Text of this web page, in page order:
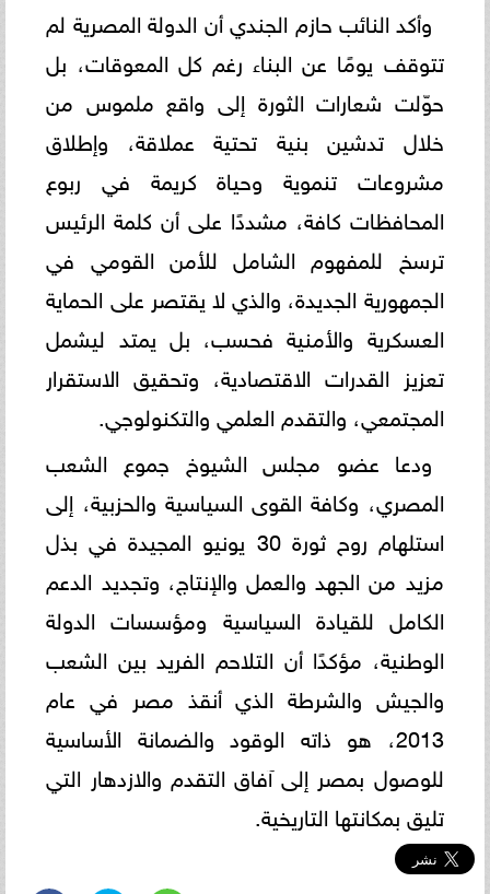
وأكد النائب حازم الجندي أن الدولة المصرية لم
تتوقف يومًا عن البناء رغم كل المعوقات، بل
حوّلت شعارات الثورة إلى واقع ملموس من
خلال تدشين بنية تحتية عملاقة، وإطلاق
مشروعات تنموية وحياة كريمة في ربوع
المحافظات كافة، مشددًا على أن كلمة الرئيس
ترسخ للمفهوم الشامل للأمن القومي في
الجمهورية الجديدة، والذي لا يقتصر على الحماية
العسكرية والأمنية فحسب، بل يمتد ليشمل
تعزيز القدرات الاقتصادية، وتحقيق الاستقرار
المجتمعي، والتقدم العلمي والتكنولوجي.
ودعا عضو مجلس الشيوخ جموع الشعب
المصري، وكافة القوى السياسية والحزبية، إلى
استلهام روح ثورة 30 يونيو المجيدة في بذل
مزيد من الجهد والعمل والإنتاج، وتجديد الدعم
الكامل للقيادة السياسية ومؤسسات الدولة
الوطنية، مؤكدًا أن التلاحم الفريد بين الشعب
والجيش والشرطة الذي أنقذ مصر في عام
2013، هو ذاته الوقود والضمانة الأساسية
للوصول بمصر إلى آفاق التقدم والازدهار التي
تليق بمكانتها التاريخية.